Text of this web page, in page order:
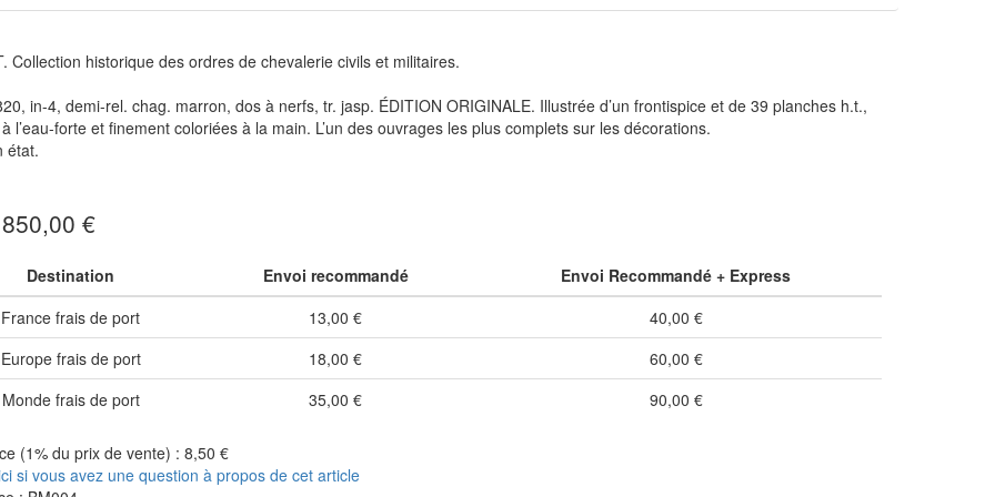
Collection historique des ordres de chevalerie civils et militaires.
in-4, demi-rel. chag. marron, dos à nerfs, tr. jasp. ÉDITION ORIGINALE. Illustrée d’un frontispice et de 39 planches h.t.,
l’eau-forte et finement coloriées à la main. L’un des ouvrages les plus complets sur les décorations.
état.
€
Destination Envoi recommandé
Envoi Recommandé + Express
France frais de port
13,00 €
40,00 €
Europe frais de port
18,00 €
60,00 €
Monde frais de port
35,00 € 90,00 €
(1% du prix de vente) : 8,50 €
si vous avez une question à propos de cet article